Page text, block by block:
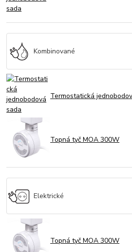
Kombinované
Termostatická
Topná tyč MOA 300W
Elektrické
Topná tyč MOA 300W